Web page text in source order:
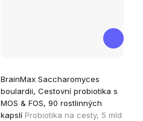
BrainMax Saccharomyces
boulardii, Cestovní probiotika s
MOS & FOS, 90 rostlinných
kapslí Probiotika na cesty, 5 mld
hodnocení
produktu
je